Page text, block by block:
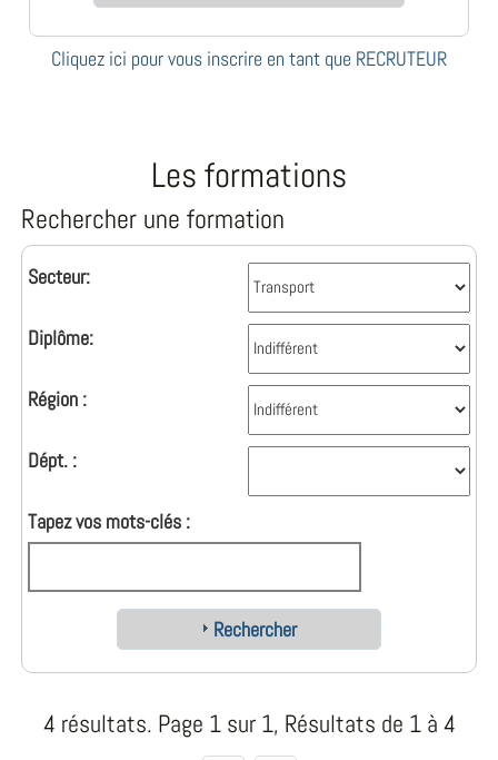
Cliquez ici pour vous inscrire en tant que RECRUTEUR
Les formations
Rechercher une formation
Secteur:
Diplôme:
Région :
Dépt. :
Tapez vos mots-clés :
Rechercher
4 résultats. Page 1 sur 1, Résultats de 1 à 4